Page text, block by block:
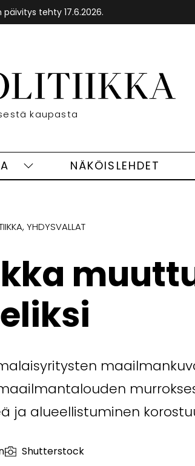
tehty 17.6.2026.
Etusivu
kaupasta
VapaastiNÄKÖISLEHDET
YHDYSVALLAT
ja alueellistuminen
Shutterstock